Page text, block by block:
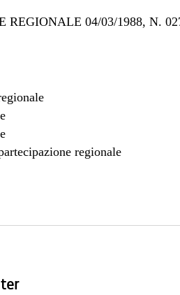
REGIONALE 04/03/1988, N.
regionale